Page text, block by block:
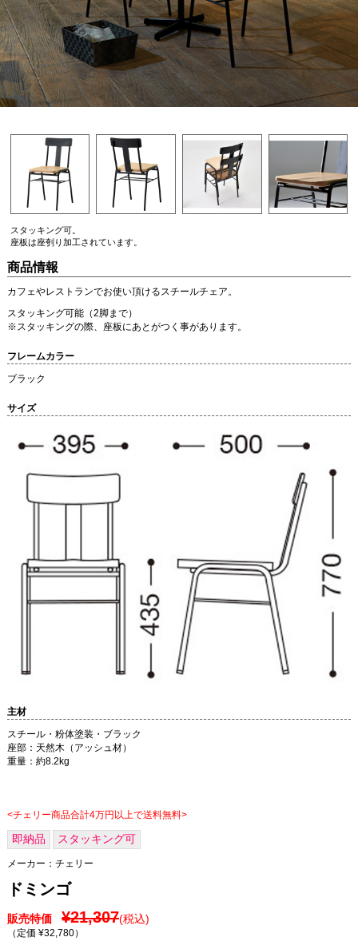
スタッキング可。
座板は座刳り加工されています。
商品情報
カフェやレストランでお使い頂けるスチールチェア。
スタッキング可能（2脚まで）
※スタッキングの際、座板にあとがつく事があります。
フレームカラー
ブラック
サイズ
主材
スチール・粉体塗装・ブラック
座部：天然木（アッシュ材）
重量：約8.2kg
<チェリー商品合計4万円以上で送料無料>
即納品 スタッキング可
メーカー： チェリー
ドミンゴ
販売特価 ¥21,307(税込)
（定価 ¥32,780）